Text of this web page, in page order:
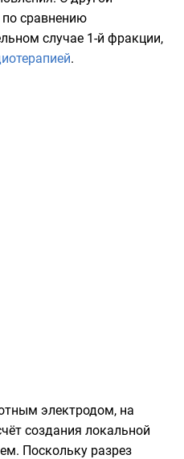
по сравнению
случае 1-й фракции,
.
электродом, на
создания локальной
Поскольку разрез